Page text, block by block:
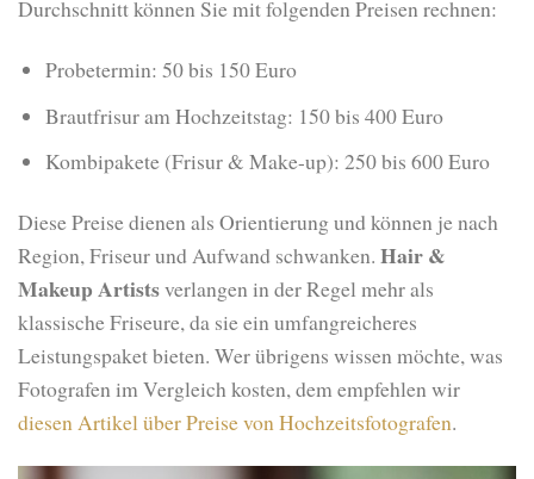
Durchschnitt können Sie mit folgenden Preisen rechnen:
Probetermin: 50 bis 150 Euro
Brautfrisur am Hochzeitstag: 150 bis 400 Euro
Kombipakete (Frisur & Make-up): 250 bis 600 Euro
Diese Preise dienen als Orientierung und können je nach
Region, Friseur und Aufwand schwanken. Hair &
Makeup Artistsverlangen in der Regel mehr als
klassische Friseure, da sie ein umfangreicheres
Leistungspaket bieten. Wer übrigens wissen möchte, was
Fotografen im Vergleich kosten, dem empfehlen wir
diesen Artikel über Preise von Hochzeitsfotografen.